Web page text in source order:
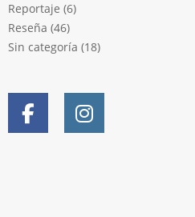
Reportaje (6)
Reseña (46)
Sin categoría (18)